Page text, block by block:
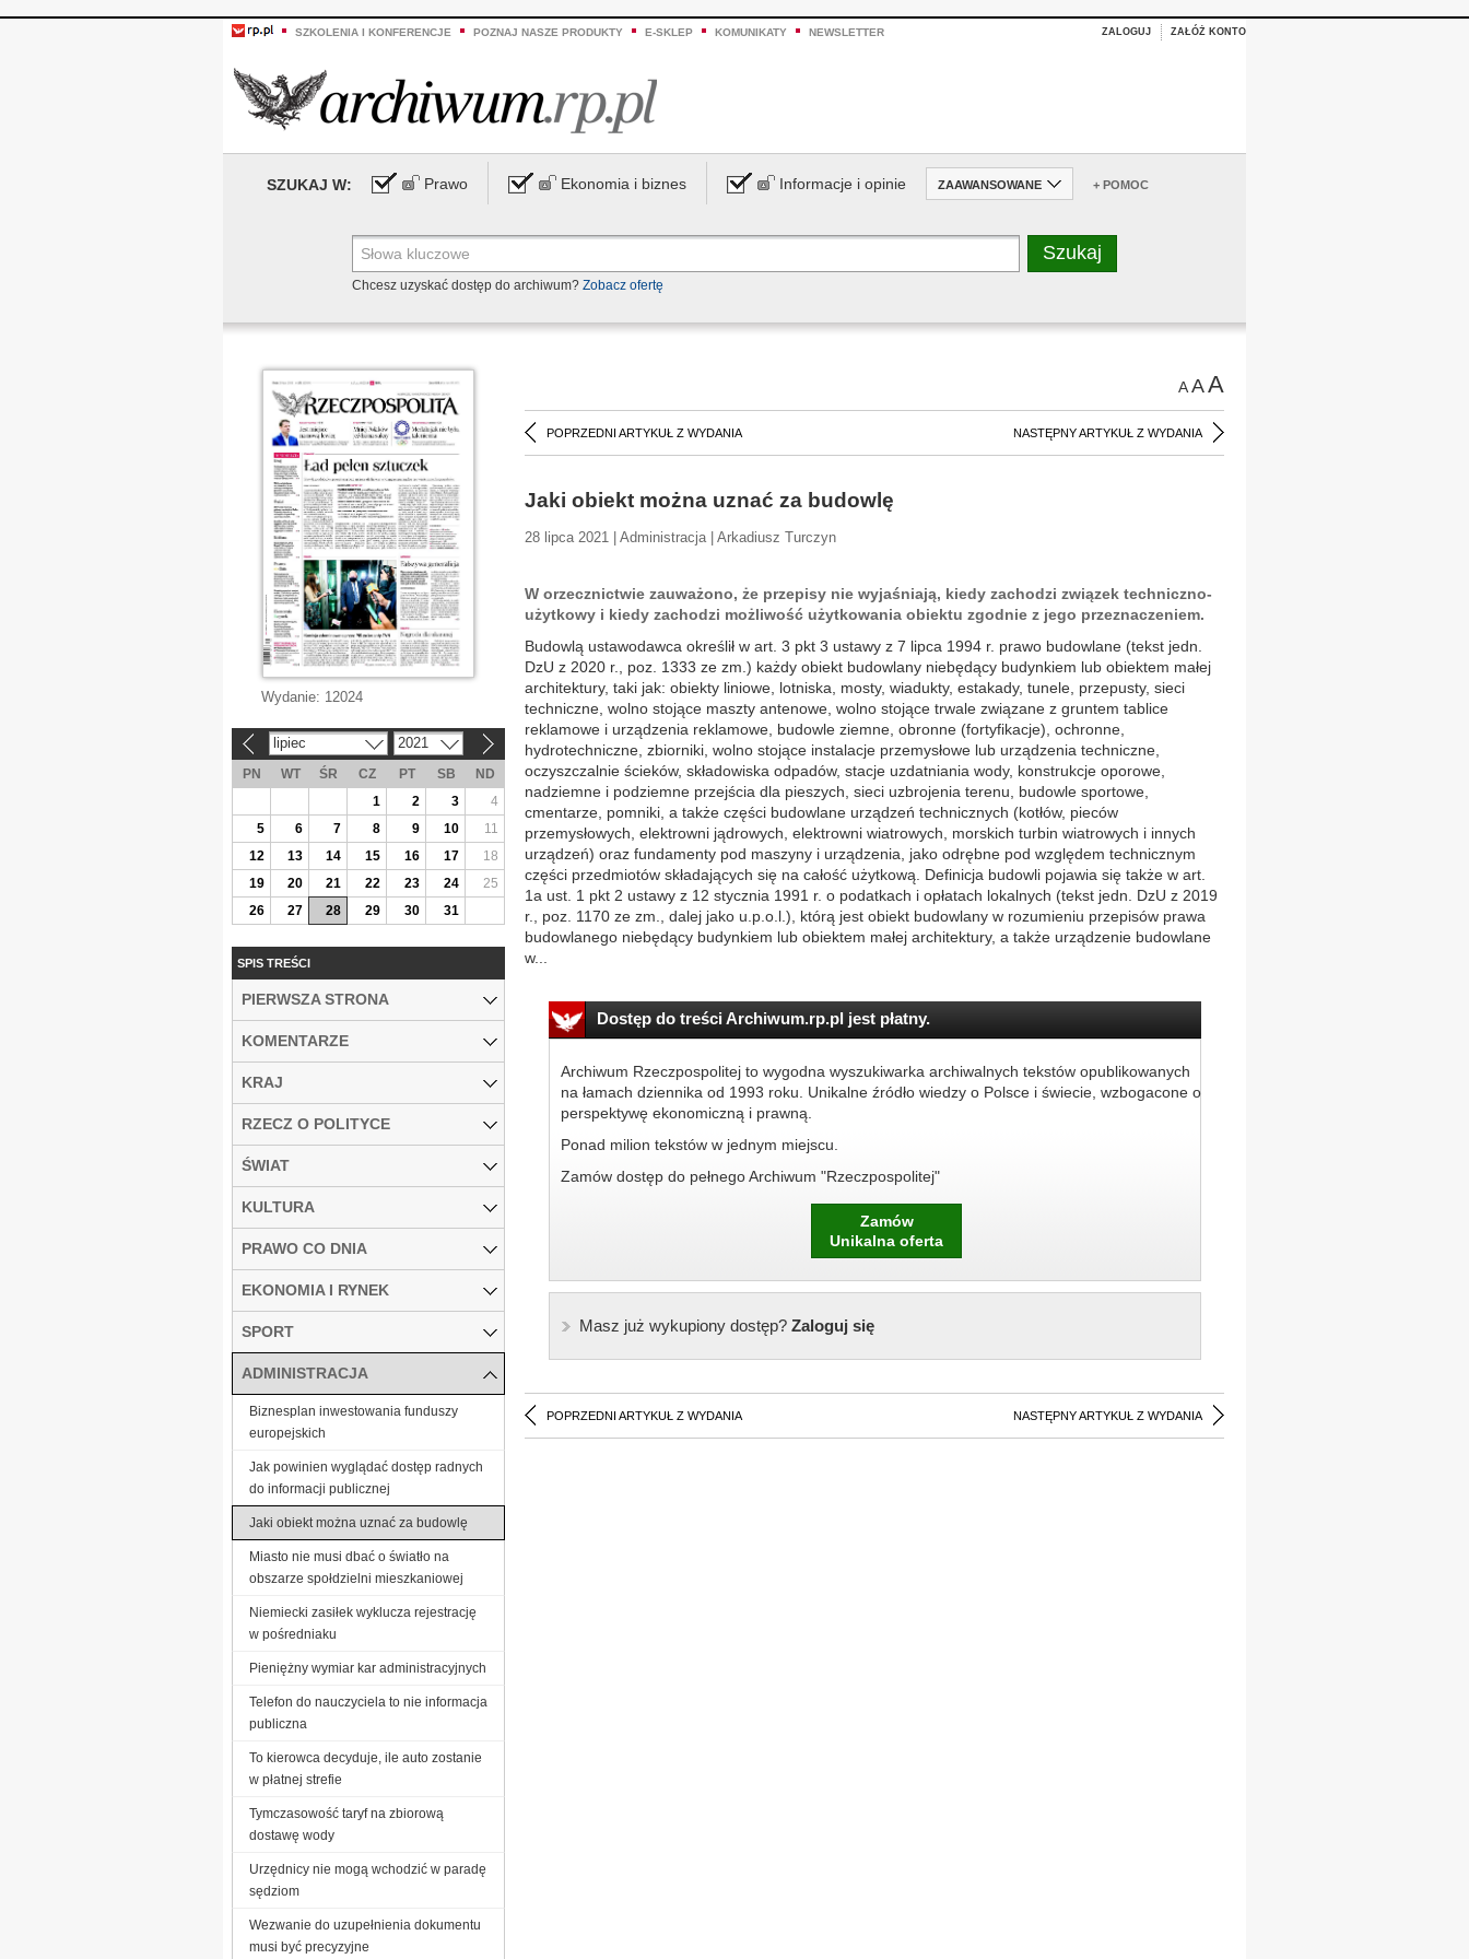
SZKOLENIA I KONFERENCJE POZNAJ NASZE PRODUKTY E-SKLEP KOMUNIKATY NEWSLETTER ZALOGUJ ZAŁÓŻ KONTO
SZUKAJ W: Prawo Ekonomia i biznes Informacje i opinie ZAAWANSOWANE + POMOC
Chcesz uzyskać dostęp do archiwum? Zobacz ofertę
AAA
POPRZEDNI ARTYKUŁ Z WYDANIA NASTĘPNY ARTYKUŁ Z WYDANIA
Jaki obiekt można uznać za budowlę
28 lipca 2021 | Administracja | Arkadiusz Turczyn
W orzecznictwie zauważono, że przepisy nie wyjaśniają, kiedy zachodzi związek techniczno-
użytkowy i kiedy zachodzi możliwość użytkowania obiektu zgodnie z jego przeznaczeniem.
Budowlą ustawodawca określił w art. 3 pkt 3 ustawy z 7 lipca 1994 r. prawo budowlane (tekst jedn.
DzU z 2020 r., poz. 1333 ze zm.) każdy obiekt budowlany niebędący budynkiem lub obiektem małej
architektury, taki jak: obiekty liniowe, lotniska, mosty, wiadukty, estakady, tunele, przepusty, sieci
techniczne, wolno stojące maszty antenowe, wolno stojące trwale związane z gruntem tablice
reklamowe i urządzenia reklamowe, budowle ziemne, obronne (fortyfikacje), ochronne,
hydrotechniczne, zbiorniki, wolno stojące instalacje przemysłowe lub urządzenia techniczne,
oczyszczalnie ścieków, składowiska odpadów, stacje uzdatniania wody, konstrukcje oporowe,
nadziemne i podziemne przejścia dla pieszych, sieci uzbrojenia terenu, budowle sportowe,
cmentarze, pomniki, a także części budowlane urządzeń technicznych (kotłów, pieców
przemysłowych, elektrowni jądrowych, elektrowni wiatrowych, morskich turbin wiatrowych i innych
urządzeń) oraz fundamenty pod maszyny i urządzenia, jako odrębne pod względem technicznym
części przedmiotów składających się na całość użytkową. Definicja budowli pojawia się także w art.
1a ust. 1 pkt 2 ustawy z 12 stycznia 1991 r. o podatkach i opłatach lokalnych (tekst jedn. DzU z 2019
r., poz. 1170 ze zm., dalej jako u.p.o.l.), którą jest obiekt budowlany w rozumieniu przepisów prawa
budowlanego niebędący budynkiem lub obiektem małej architektury, a także urządzenie budowlane
w...
Dostęp do treści Archiwum.rp.pl jest płatny.
Archiwum Rzeczpospolitej to wygodna wyszukiwarka archiwalnych tekstów opublikowanych
na łamach dziennika od 1993 roku. Unikalne źródło wiedzy o Polsce i świecie, wzbogacone o
perspektywę ekonomiczną i prawną.
Ponad milion tekstów w jednym miejscu.
Zamów dostęp do pełnego Archiwum "Rzeczpospolitej"
Zamów
Unikalna oferta
Masz już wykupiony dostęp?Zaloguj się
POPRZEDNI ARTYKUŁ Z WYDANIA NASTĘPNY ARTYKUŁ Z WYDANIA
Wydanie: 12024
lipiec 2021
PN WT ŚR CZ PT SB
ND
1
2 3
4
5
6 7 8 9 10
11
12
13 14 15 16 17
18
19
20 21 22 23 24
25
26
27 28 29 30 31
SPIS TREŚCI
PIERWSZA STRONA
KOMENTARZE
KRAJ
RZECZ O POLITYCE
ŚWIAT
KULTURA
PRAWO CO DNIA
EKONOMIA I RYNEK
SPORT
ADMINISTRACJA
Biznesplan inwestowania funduszy
europejskich
Jak powinien wyglądać dostęp radnych
do informacji publicznej
Jaki obiekt można uznać za budowlę
Miasto nie musi dbać o światło na
obszarze społdzielni mieszkaniowej
Niemiecki zasiłek wyklucza rejestrację
w pośredniaku
Pieniężny wymiar kar administracyjnych
Telefon do nauczyciela to nie informacja
publiczna
To kierowca decyduje, ile auto zostanie
w płatnej strefie
Tymczasowość taryf na zbiorową
dostawę wody
Urzędnicy nie mogą wchodzić w paradę
sędziom
Wezwanie do uzupełnienia dokumentu
musi być precyzyjne